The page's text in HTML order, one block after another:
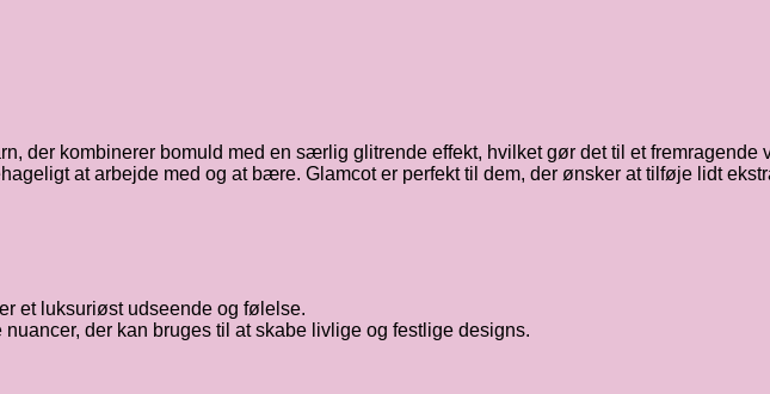
der kombinerer bomuld med en særlig glitrende effekt, hvilket gør det til et
at arbejde med og at bære. Glamcot er perfekt til dem, der ønsker at tilføje lidt
et luksuriøst udseende og følelse.
der kan bruges til at skabe livlige og festlige designs.